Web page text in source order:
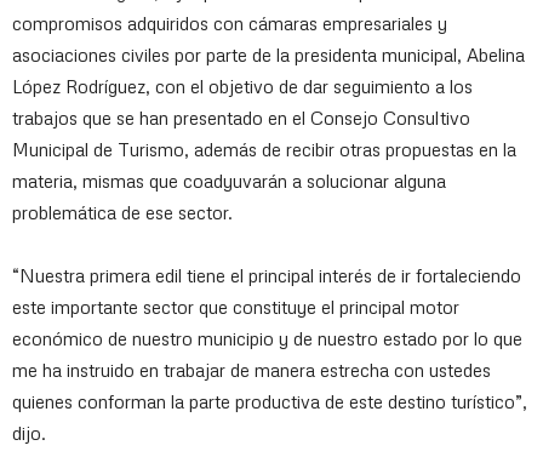
compromisos adquiridos con cámaras empresariales y
asociaciones civiles por parte de la presidenta municipal, Abelina
López Rodríguez, con el objetivo de dar seguimiento a los
trabajos que se han presentado en el Consejo Consultivo
Municipal de Turismo, además de recibir otras propuestas en la
materia, mismas que coadyuvarán a solucionar alguna
problemática de ese sector.
“Nuestra primera edil tiene el principal interés de ir fortaleciendo
este importante sector que constituye el principal motor
económico de nuestro municipio y de nuestro estado por lo que
me ha instruido en trabajar de manera estrecha con ustedes
quienes conforman la parte productiva de este destino turístico”,
dijo.